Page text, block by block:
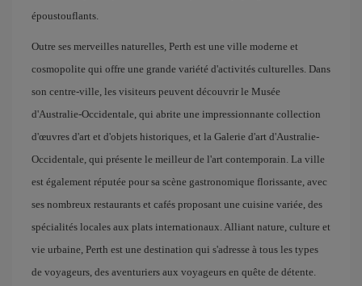
époustouflants.
Outre ses merveilles naturelles, Perth est une ville moderne et
cosmopolite qui offre une grande variété d'activités culturelles. Dans
son centre-ville, les visiteurs peuvent découvrir le Musée
d'Australie-Occidentale, qui abrite une impressionnante collection
d'œuvres d'art et d'objets historiques, et la Galerie d'art d'Australie-
Occidentale, qui présente le meilleur de l'art contemporain. La ville
est également réputée pour sa scène gastronomique florissante, avec
ses nombreux restaurants et cafés proposant une cuisine variée, des
spécialités locales aux plats internationaux. Alliant nature, culture et
vie urbaine, Perth est une destination qui s'adresse à tous les types
de voyageurs, des aventuriers aux voyageurs en quête de détente.